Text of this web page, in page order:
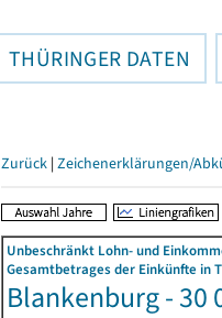
THÜRINGER DATEN
Zurück | Zeichenerklärungen/
Unbeschränkt Lohn- und
Gesamtbetrages der Einkünfte in
Blankenburg - 30